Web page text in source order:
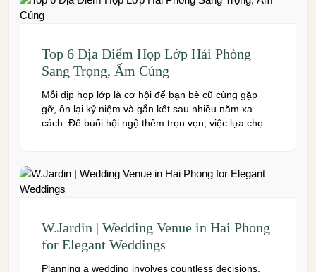
Top 6 Địa Điểm Họp Lớp Hải Phòng
Sang Trọng, Ấm Cúng
Mỗi dịp họp lớp là cơ hội để bạn bè cũ cùng gặp
gỡ, ôn lại kỷ niệm và gắn kết sau nhiều năm xa
cách. Để buổi hội ngộ thêm trọn vẹn, việc lựa chọn
W.Jardin | Wedding Venue in Hai Phong
for Elegant Weddings
Planning a wedding involves countless decisions,